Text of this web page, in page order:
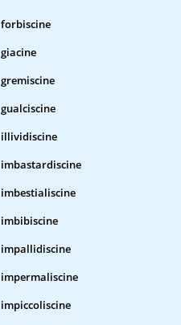
forbiscine
giacine
gremiscine
gualciscine
illividiscine
imbastardiscine
imbestialiscine
imbibiscine
impallidiscine
impermaliscine
impiccoliscine